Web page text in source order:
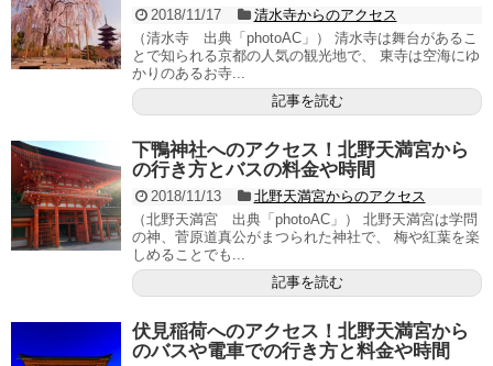
2018/11/17
清水寺からのアクセス
（清水寺 出典「photoAC」） 清水寺は舞台があるこ
とで知られる京都の人気の観光地で、 東寺は空海にゆ
かりのあるお寺...
記事を読む
下鴨神社へのアクセス！北野天満宮から
の行き方とバスの料金や時間
2018/11/13
北野天満宮からのアクセス
（北野天満宮 出典「photoAC」） 北野天満宮は学問
の神、菅原道真公がまつられた神社で、 梅や紅葉を楽
しめることでも...
記事を読む
伏見稲荷へのアクセス！北野天満宮から
のバスや電車での行き方と料金や時間